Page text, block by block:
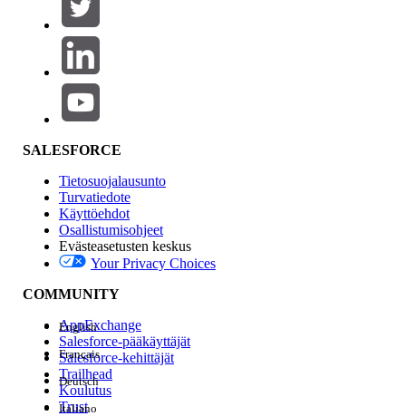
Tuotealue
Ominaisuuden vaikutus
Edition
Kokemus
SALESFORCE
Tietosuojalausunto
Turvatiedote
Käyttöehdot
Osallistumisohjeet
Evästeasetusten keskus
Your Privacy Choices
COMMUNITY
AppExchange
Salesforce-pääkäyttäjät
Salesforce-kehittäjät
Trailhead
Koulutus
Trust
English
Français
Deutsch
Italiano